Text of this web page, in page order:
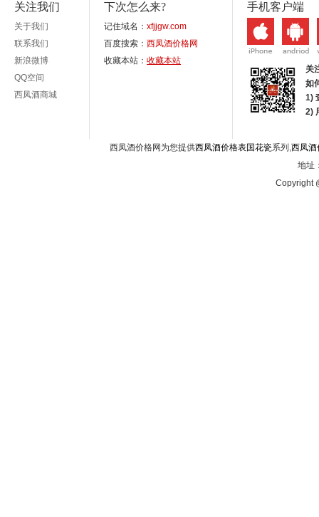
关注我们
关于我们
联系我们
新浪微博
QQ空间
西凤酒商城
下次怎么来?
记住域名： xfjjgw.com
百度搜索： 西凤酒价格网
收藏本站： 收藏本站
手机客户端
关
如
1)
2)
西凤酒价格网为您提供西凤酒价格表国花瓷系列,西凤酒
地址
Copyright